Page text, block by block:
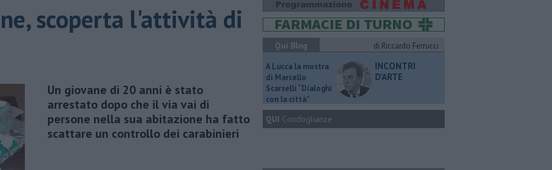
scoperta l'attività di
Un giovane di 20 anni è stato
arrestato dopo che il via vai di
persone nella sua abitazione ha fatto
scattare un controllo dei carabinieri
Qui Blog
di Riccardo Ferrucci
A Lucca la mostra
di Marcello
Scarselli “Dialoghi
con la città"
INCONTRI
D'ARTE
QUI Condoglianze